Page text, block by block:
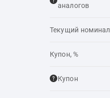
аналогов
Текущий номинал
Купон, %
Купон